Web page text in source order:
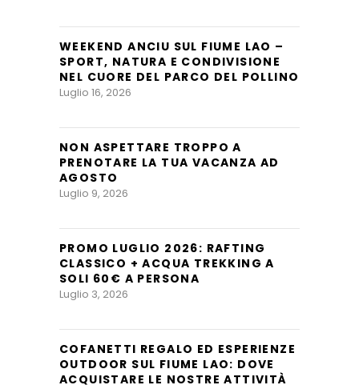
WEEKEND ANCIU SUL FIUME LAO –
SPORT, NATURA E CONDIVISIONE
NEL CUORE DEL PARCO DEL POLLINO
Luglio 16, 2026
NON ASPETTARE TROPPO A
PRENOTARE LA TUA VACANZA AD
AGOSTO
Luglio 9, 2026
PROMO LUGLIO 2026: RAFTING
CLASSICO + ACQUA TREKKING A
SOLI 60€ A PERSONA
Luglio 3, 2026
COFANETTI REGALO ED ESPERIENZE
OUTDOOR SUL FIUME LAO: DOVE
ACQUISTARE LE NOSTRE ATTIVITÀ